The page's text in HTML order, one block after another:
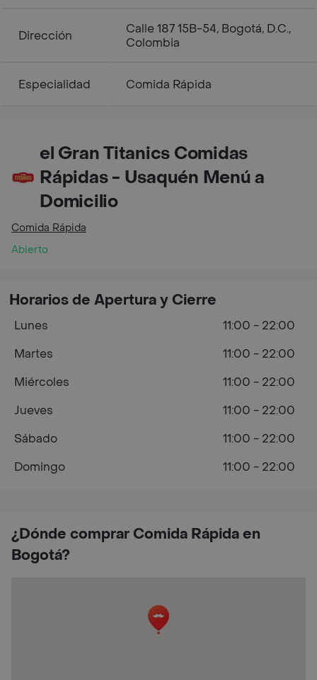
Dirección
Calle 187 15B-54, Bogotá, D.C.,
Colombia
Especialidad Comida Rápida
el Gran Titanics Comidas
Rápidas - Usaquén Menú a
Domicilio
Comida Rápida
Abierto
¿Dónde comprar Comida Rápida en
Bogotá?
Horarios de Apertura y Cierre
Lunes
11:00 - 22:00
Martes
11:00 - 22:00
Miércoles
11:00 - 22:00
Jueves
11:00 - 22:00
Sábado
11:00 - 22:00
Domingo
11:00 - 22:00